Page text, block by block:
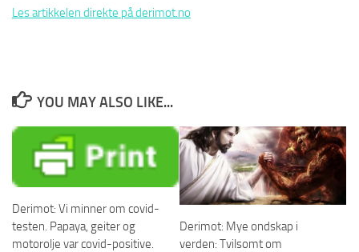
Les artikkelen direkte på derimot.no
YOU MAY ALSO LIKE...
Derimot: Vi minner om covid-
testen. Papaya, geiter og
motorolje var covid-positive.
Derimot: Mye ondskap i
verden: Tvilsomt om